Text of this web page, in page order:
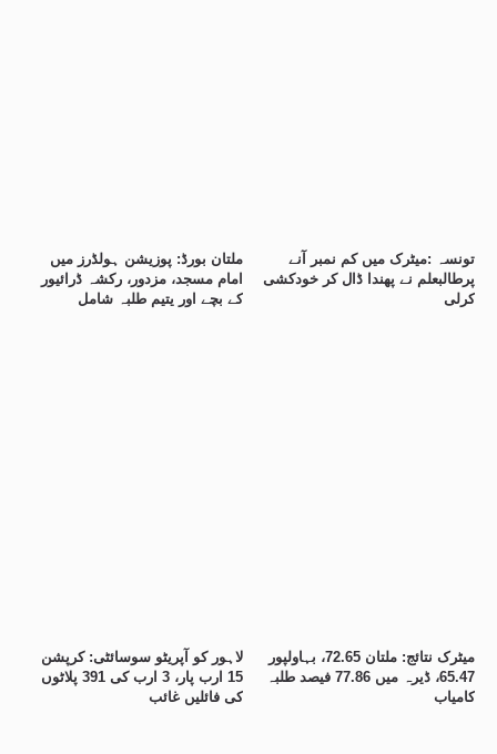
ملتان بورڈ: پوزیشن ہولڈرز میں
امام مسجد، مزدور، رکشہ ڈرائیور
کے بچے اور یتیم طلبہ شامل
تونسہ :میٹرک میں کم نمبر آنے
پرطالبعلم نے پھندا ڈال کر خودکشی
کرلی
لاہور کو آپریٹو سوسائٹی: کرپشن
15 ارب پار، 3 ارب کی 391 پلاٹوں
کی فائلیں غائب
میٹرک نتائج: ملتان 72.65، بہاولپور
65.47، ڈیرہ میں 77.86 فیصد طلبہ
کامیاب